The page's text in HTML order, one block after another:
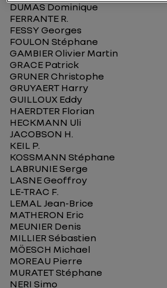
DUMAS Dominique
FERRANTE R.
FESSY Georges
FOULON Stéphane
GAMBIER Olivier Martin
GRACE Patrick
GRUNER Christophe
GRUYAERT Harry
GUILLOUX Eddy
HAERDTER Florian
HECKMANN Uli
JACOBSON H.
KEIL P.
KOSSMANN Stéphane
LABRUNIE Serge
LASNE Geoffroy
LE-TRAC F.
LEMAL Jean-Brice
MATHERON Eric
MEUNIER Denis
MILLIER Sébastien
MÖESCH Michael
MOREAU Pierre
MURATET Stéphane
NERI Simo